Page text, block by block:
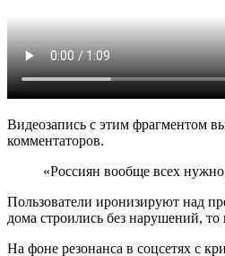
Видеозапись с этим фрагментом
комментаторов.
«Россиян вообще всех
Пользователи иронизируют над
дома строились без нарушений,
На фоне резонанса в соцсетях с